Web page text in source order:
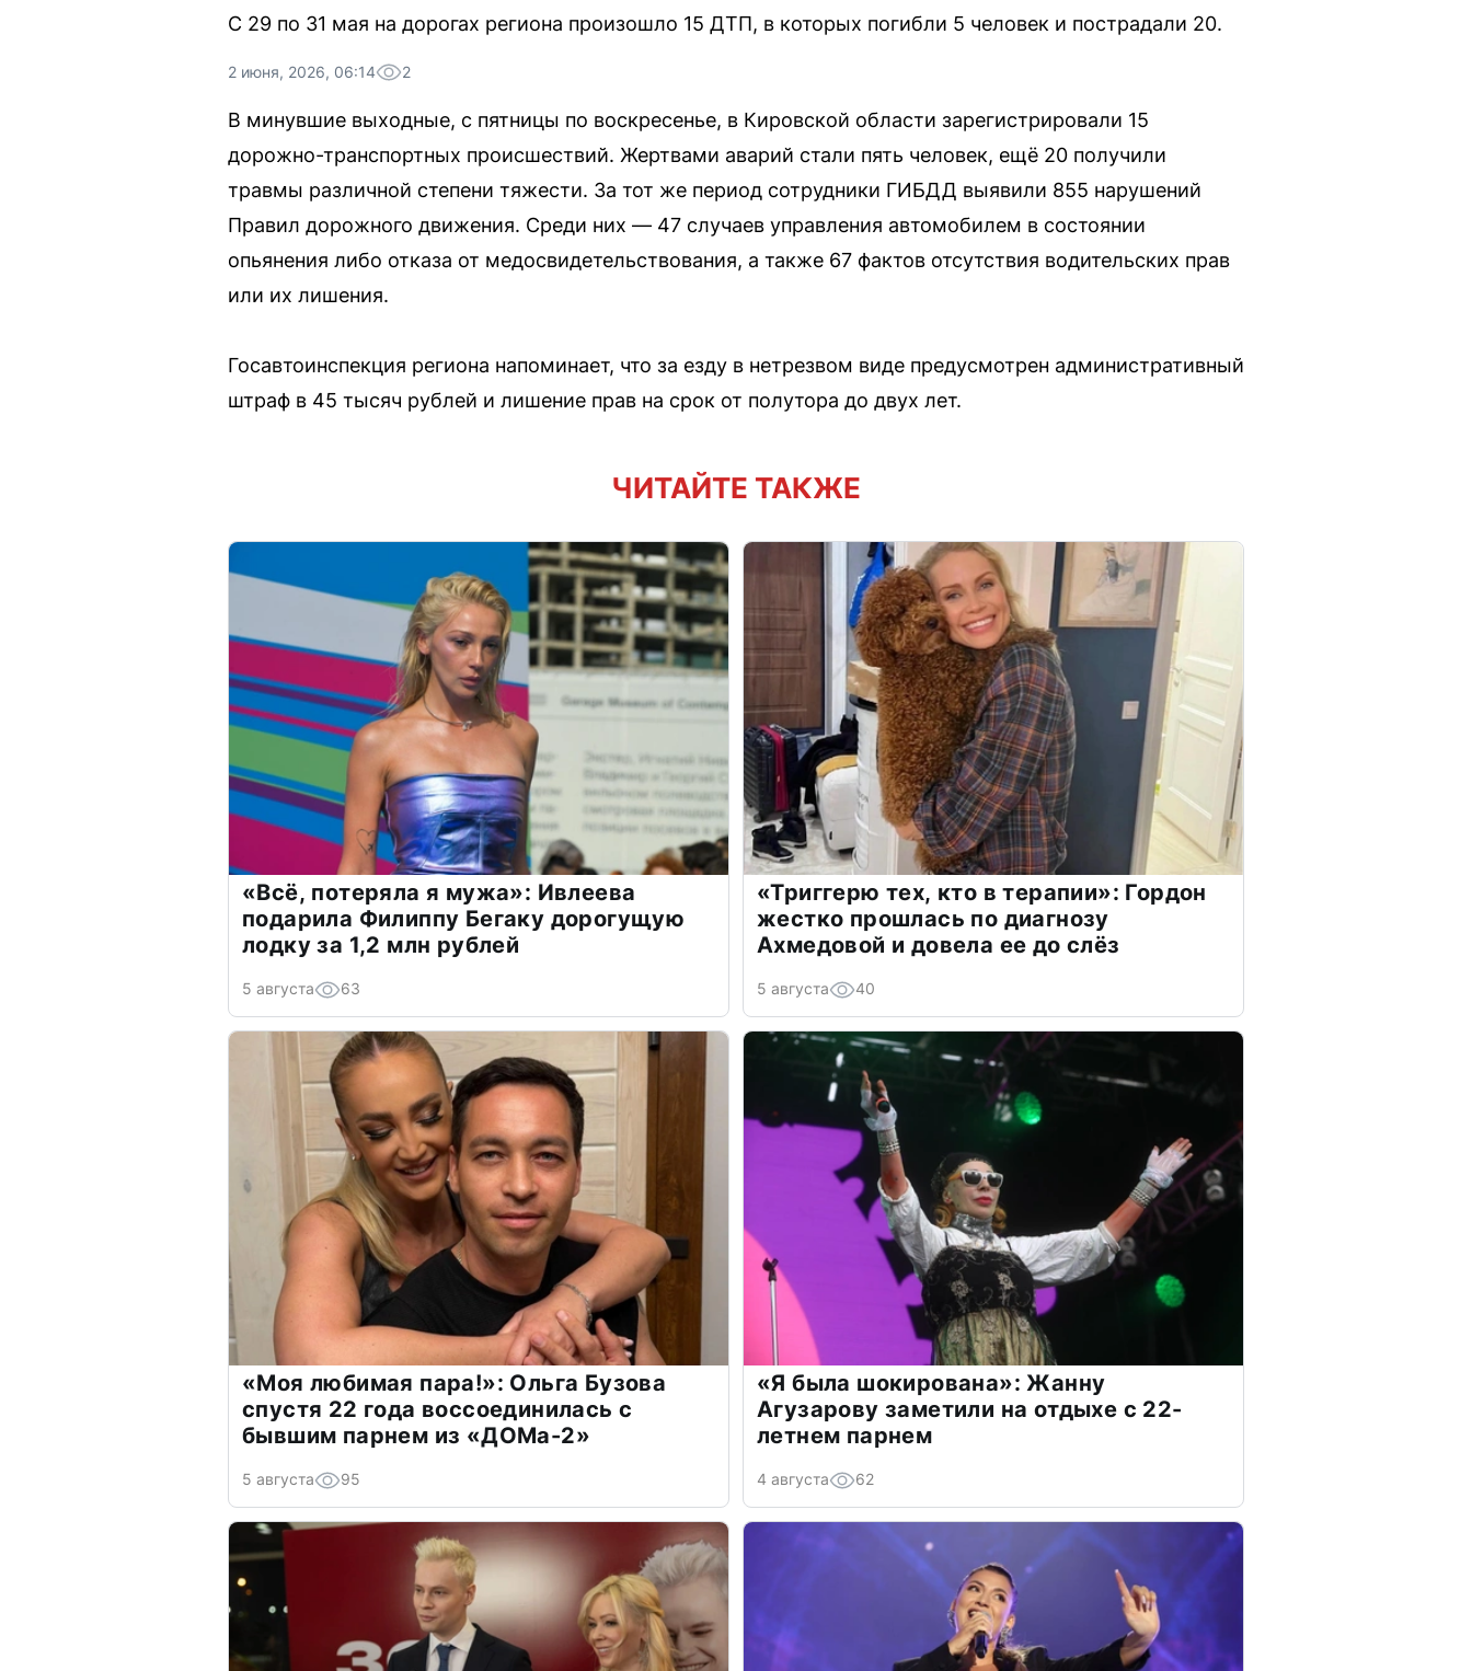
С 29 по 31 мая на дорогах региона произошло 15 ДТП, в которых погибли 5 человек и пострадали 20.
2 июня, 2026, 06:14 2
В минувшие выходные, с пятницы по воскресенье, в Кировской области зарегистрировали 15
дорожно-транспортных происшествий. Жертвами аварий стали пять человек, ещё 20 получили
травмы различной степени тяжести. За тот же период сотрудники ГИБДД выявили 855 нарушений
Правил дорожного движения. Среди них — 47 случаев управления автомобилем в состоянии
опьянения либо отказа от медосвидетельствования, а также 67 фактов отсутствия водительских прав
или их лишения.
Госавтоинспекция региона напоминает, что за езду в нетрезвом виде предусмотрен административный
штраф в 45 тысяч рублей и лишение прав на срок от полутора до двух лет.
ЧИТАЙТЕ ТАКЖЕ
«Всё, потеряла я мужа»: Ивлеева
подарила Филиппу Бегаку дорогущую
лодку за 1,2 млн рублей
5 августа 63
«Триггерю тех, кто в терапии»: Гордон
жестко прошлась по диагнозу
Ахмедовой и довела ее до слёз
5 августа 40
«Моя любимая пара!»: Ольга Бузова
спустя 22 года воссоединилась с
бывшим парнем из «ДОМа-2»
5 августа 95
«Я была шокирована»: Жанну
Агузарову заметили на отдыхе с 22-
летнем парнем
4 августа 62